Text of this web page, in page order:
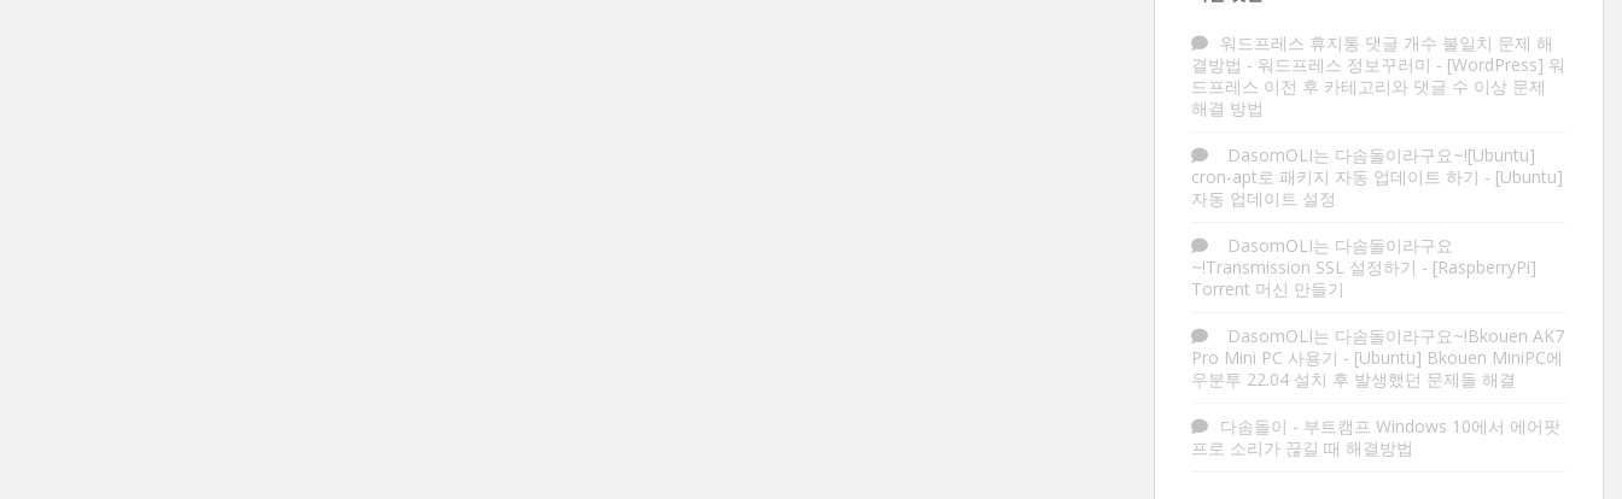
워드프레스 휴지통 댓글 개수 불일치 문제 해
결방법 - 워드프레스 정보꾸러미 - [WordPress] 워
드프레스 이전 후 카테고리와 댓글 수 이상 문제
해결 방법
DasomOLI는 다솜돌이라구요~![Ubuntu]
cron-apt로 패키지 자동 업데이트 하기 - [Ubuntu]
자동 업데이트 설정
DasomOLI는 다솜돌이라구요
~!Transmission SSL 설정하기 - [RaspberryPi]
Torrent 머신 만들기
DasomOLI는 다솜돌이라구요~!Bkouen AK7
Pro Mini PC 사용기 - [Ubuntu] Bkouen MiniPC에
우분투 22.04 설치 후 발생했던 문제들 해결
다솜돌이 - 부트캠프 Windows 10에서 에어팟
프로 소리가 끊길 때 해결방법